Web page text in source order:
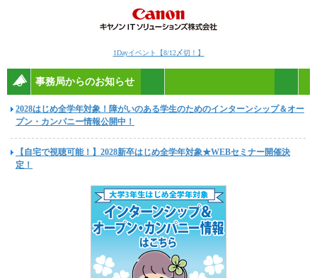
1Dayイベント【8/12〆切！】
事務局からのお知らせ
2028はじめ全学年対象！障がいのある学生のためのインターンシップ＆オー
プン・カンパニー情報公開中！
【自宅で視聴可能！】2028新卒はじめ全学年対象★WEBセミナー開催決
定！